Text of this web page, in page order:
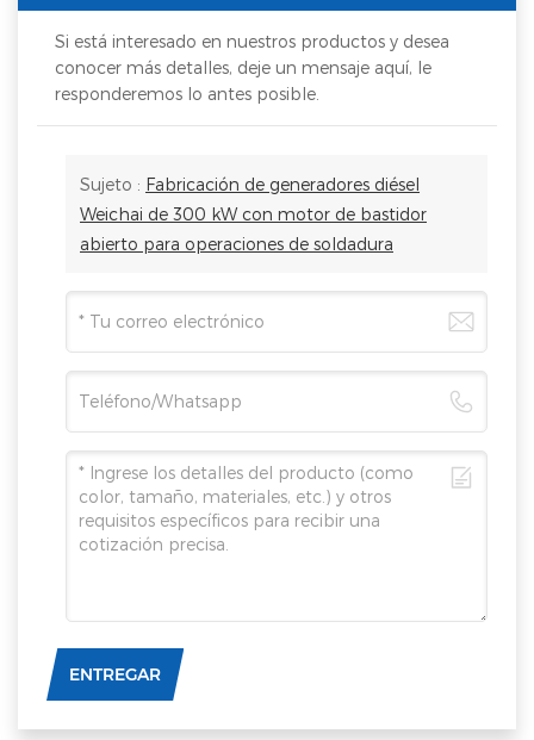
Si está interesado en nuestros productos y desea
conocer más detalles, deje un mensaje aquí, le
responderemos lo antes posible.
Sujeto : Fabricación de generadores diésel
Weichai de 300 kW con motor de bastidor
abierto para operaciones de soldadura
ENTREGAR